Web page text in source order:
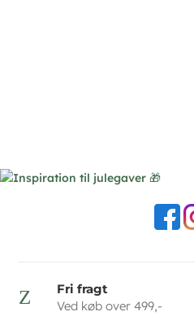
Z
Fri fragt
Ved køb over 499,-